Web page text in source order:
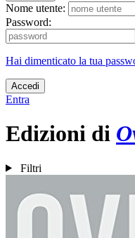
Nome utente:
Password:
Hai dimenticato la tua
Accedi
Entra
Edizioni di
Filtri